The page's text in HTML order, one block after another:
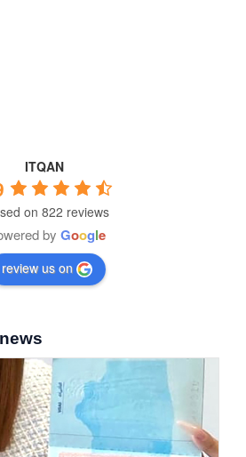
ITQAN
on 822 reviews
by Google
review us on